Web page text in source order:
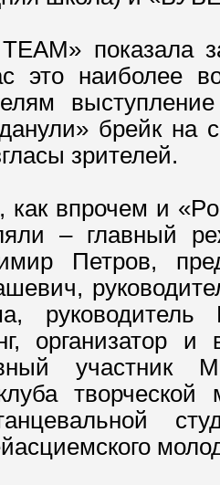
показала
это наиболее
брейк на
зрителей.
как впрочем и
– главный
Петров,
руководитель
организатор
участник
танцевальной